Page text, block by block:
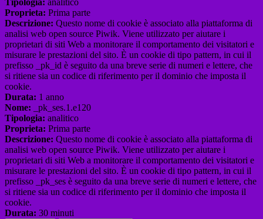
Tipologia: analitico
Proprieta: Prima parte
Descrizione: Questo nome di cookie è associato alla piattaforma di
analisi web open source Piwik. Viene utilizzato per aiutare i
proprietari di siti Web a monitorare il comportamento dei visitatori e
misurare le prestazioni del sito. È un cookie di tipo pattern, in cui il
prefisso _pk_id è seguito da una breve serie di numeri e lettere, che
si ritiene sia un codice di riferimento per il dominio che imposta il
cookie.
Durata: 1 anno
Nome: _pk_ses.1.e120
Tipologia: analitico
Proprieta: Prima parte
Descrizione: Questo nome di cookie è associato alla piattaforma di
analisi web open source Piwik. Viene utilizzato per aiutare i
proprietari di siti Web a monitorare il comportamento dei visitatori e
misurare le prestazioni del sito. È un cookie di tipo pattern, in cui il
prefisso _pk_ses è seguito da una breve serie di numeri e lettere, che
si ritiene sia un codice di riferimento per il dominio che imposta il
cookie.
Durata: 30 minuti